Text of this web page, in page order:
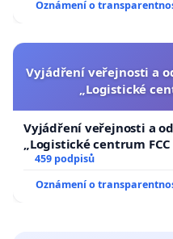
Oznámení o
Vyjádření veřejnosti a
„Logistické
Vyjádření veřejnosti a
„Logistické centrum
459 podpisů
Oznámení o